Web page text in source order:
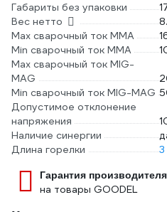
Габариты без упаковки
Вес нетто
Max сварочный ток ММА
Min сварочный ток ММА
Max сварочный ток MIG-
MAG
Min сварочный ток MIG-MAG
Допустимое отклонение
напряжения
Наличие синергии
Длина горелки
Гарантия
на товары GOODEL